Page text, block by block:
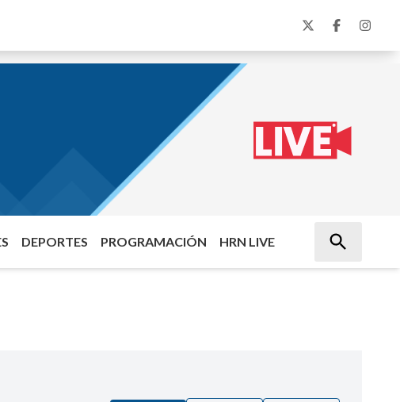
DEPORTES PROGRAMACIÓN HRN LIVE